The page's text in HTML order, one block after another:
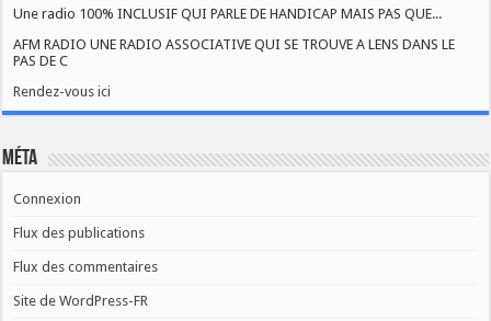
Une radio 100% INCLUSIF QUI PARLE DE HANDICAP MAIS PAS QUE...
AFM RADIO UNE RADIO ASSOCIATIVE QUI SE TROUVE A LENS DANS LE
PAS DE C
Rendez-vous ici
Méta
Connexion
Flux des publications
Flux des commentaires
Site de WordPress-FR